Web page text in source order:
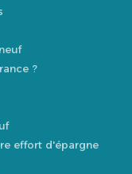
?
effort d'épargne